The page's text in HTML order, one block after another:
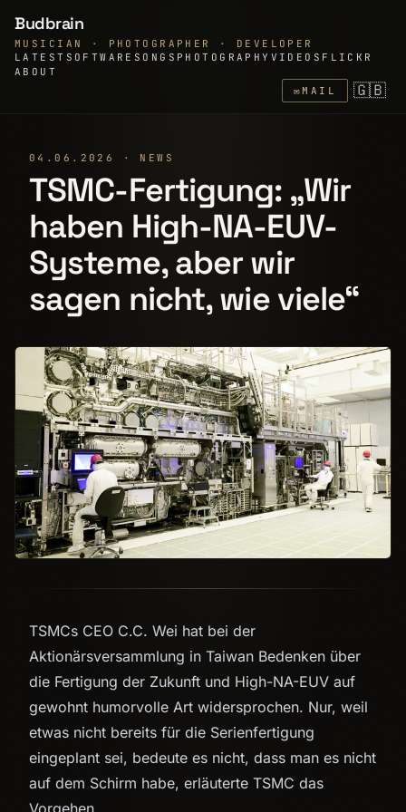
Budbrain
MUSICIAN · PHOTOGRAPHER · DEVELOPER
LATEST SOFTWARE SONGS PHOTOGRAPHY VIDEOS FLICKR
ABOUT
✉MAIL 🇬🇧
04.06.2026 · NEWS
TSMC-Fertigung: „Wir
haben High-NA-EUV-
Systeme, aber wir
sagen nicht, wie viele“
TSMCs CEO C.C. Wei hat bei der
Aktionärsversammlung in Taiwan Bedenken über
die Fertigung der Zukunft und High-NA-EUV auf
gewohnt humorvolle Art widersprochen. Nur, weil
etwas nicht bereits für die Serienfertigung
eingeplant sei, bedeute es nicht, dass man es nicht
auf dem Schirm habe, erläuterte TSMC das
Vorgehen.